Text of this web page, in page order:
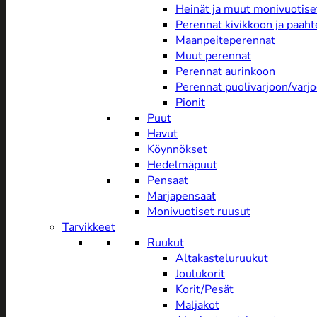
Heinät ja muut
Perennat kivikkoon ja
Maanpeiteperennat
Muut perennat
Perennat aurinkoon
Perennat puolivarjoon/
Pionit
Puut
Havut
Köynnökset
Hedelmäpuut
Pensaat
Marjapensaat
Monivuotiset ruusut
Tarvikkeet
Ruukut
Altakasteluruukut
Joulukorit
Korit/Pesät
Maljakot